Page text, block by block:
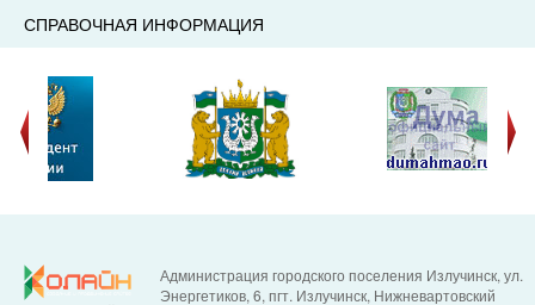
СПРАВОЧНАЯ ИНФОРМАЦИЯ
Администрация городского поселения Излучинск, ул.
Энергетиков, 6, пгт. Излучинск, Нижневартовский